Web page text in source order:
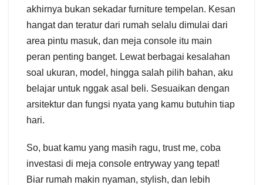
akhirnya bukan sekadar furniture tempelan. Kesan
hangat dan teratur dari rumah selalu dimulai dari
area pintu masuk, dan meja console itu main
peran penting banget. Lewat berbagai kesalahan
soal ukuran, model, hingga salah pilih bahan, aku
belajar untuk nggak asal beli. Sesuaikan dengan
arsitektur dan fungsi nyata yang kamu butuhin tiap
hari.
So, buat kamu yang masih ragu, trust me, coba
investasi di meja console entryway yang tepat!
Biar rumah makin nyaman, stylish, dan lebih